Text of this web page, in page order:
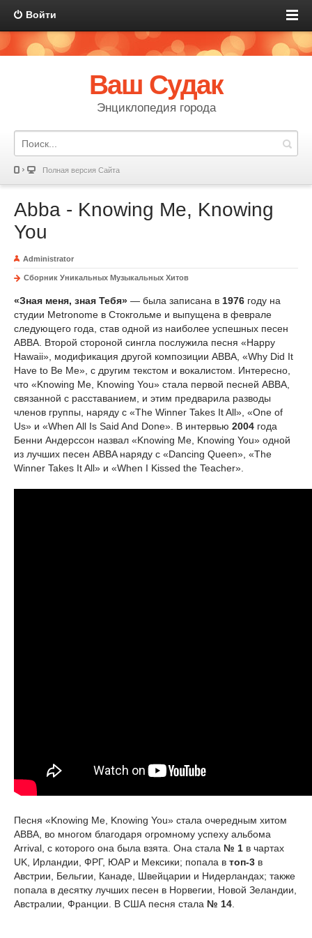
Войти
Ваш Судак
Энциклопедия города
Полная версия Сайта
Abba - Knowing Me, Knowing
You
Administrator
Сборник Уникальных Музыкальных Хитов
«Зная меня, зная Тебя» — была записана в 1976 году на
студии Metronome в Стокгольме и выпущена в феврале
следующего года, став одной из наиболее успешных песен
ABBA. Второй стороной сингла послужила песня «Happy
Hawaii», модификация другой композиции ABBA, «Why Did It
Have to Be Me», с другим текстом и вокалистом. Интересно,
что «Knowing Me, Knowing You» стала первой песней ABBA,
связанной с расставанием, и этим предварила разводы
членов группы, наряду с «The Winner Takes It All», «One of
Us» и «When All Is Said And Done». В интервью 2004 года
Бенни Андерссон назвал «Knowing Me, Knowing You» одной
из лучших песен ABBA наряду с «Dancing Queen», «The
Winner Takes It All» и «When I Kissed the Teacher».
Песня «Knowing Me, Knowing You» стала очередным хитом
АВВА, во многом благодаря огромному успеху альбома
Arrival, с которого она была взята. Она стала № 1 в чартах
UK, Ирландии, ФРГ, ЮАР и Мексики; попала в топ-3 в
Австрии, Бельгии, Канаде, Швейцарии и Нидерландах; также
попала в десятку лучших песен в Норвегии, Новой Зеландии,
Австралии, Франции. В США песня стала № 14